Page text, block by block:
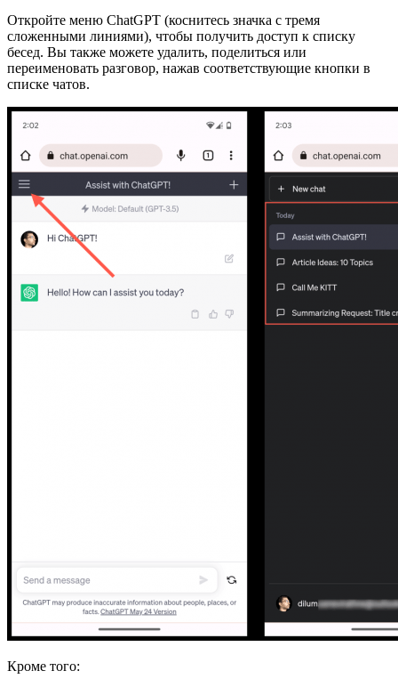
Откройте меню ChatGPT (коснитесь значка с тремя
сложенными линиями), чтобы получить доступ к списку
бесед. Вы также можете удалить, поделиться или
переименовать разговор, нажав соответствующие кнопки в
списке чатов.
Кроме того: